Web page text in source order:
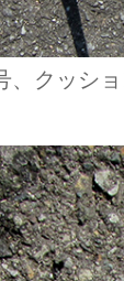
クッシ